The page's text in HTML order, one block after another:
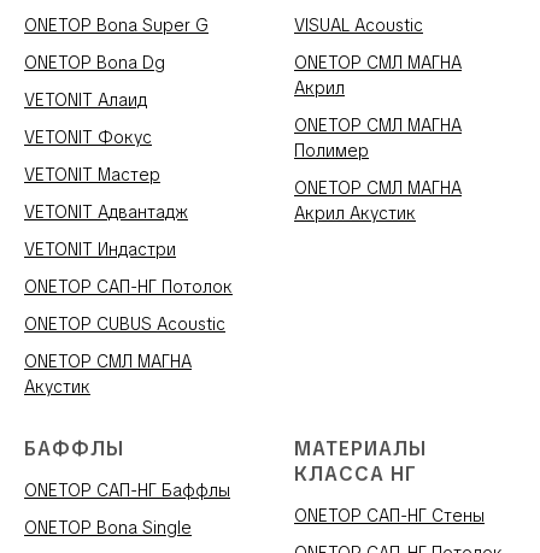
ONETOP Bona Super G
ONETOP Bona Dg
VETONIT Алаид
VETONIT Фокус
VETONIT Мастер
VETONIT Адвантадж
VETONIT Индастри
ONETOP САП-НГ Потолок
ONETOP CUBUS Acoustic
ONETOP СМЛ МАГНА
Акустик
VISUAL Acoustic
ONETOP СМЛ МАГНА
Акрил
ONETOP СМЛ МАГНА
Полимер
ONETOP СМЛ МАГНА
Акрил Акустик
БАФФЛЫ
ONETOP САП-НГ Баффлы
ONETOP Bona Single
МАТЕРИАЛЫ
КЛАССА НГ
ONETOP САП-НГ Стены